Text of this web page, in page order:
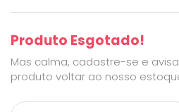
Produto Esgotado!
Mas calma, cadastre-se e
produto voltar ao nosso